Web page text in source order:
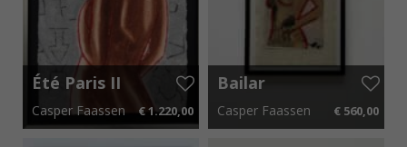
Été Paris II
Casper Faassen € 1.220,00
Bailar
Casper Faassen € 560,00